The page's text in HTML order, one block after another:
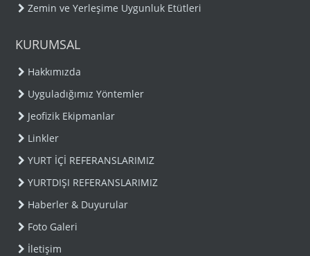
Zemin ve Yerleşime Uygunluk Etütleri
KURUMSAL
Hakkımızda
Uyguladığımız Yöntemler
Jeofizik Ekipmanlar
Linkler
YURT İÇİ REFERANSLARIMIZ
YURTDIŞI REFERANSLARIMIZ
Haberler & Duyurular
Foto Galeri
İletişim